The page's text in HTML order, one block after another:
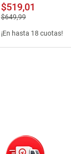
$519,01
$649,99
¡En hasta 18 cuotas!